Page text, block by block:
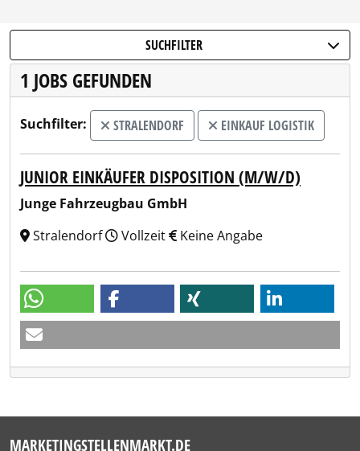
SUCHFILTER
1 JOBS GEFUNDEN
Suchfilter: STRALENDORF EINKAUF LOGISTIK
JUNIOR EINKÄUFER DISPOSITION (M/W/D)
Junge Fahrzeugbau GmbH
Stralendorf
Vollzeit Keine Angabe
MARKETINGSTELLENMARKT.DE